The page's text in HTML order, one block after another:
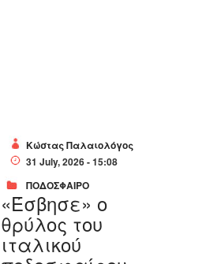
Κώστας Παλαιολόγος
31 July, 2026 - 15:08
ΠΟΔΟΣΦΑΙΡΟ
«Έσβησε» ο
θρύλος του
ιταλικού